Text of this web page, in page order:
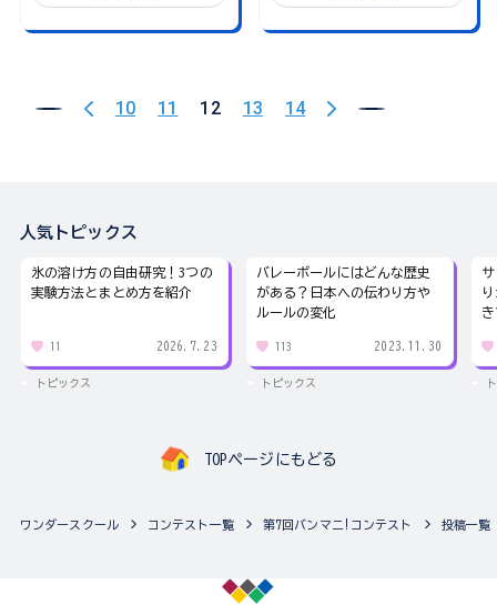
10 11 12 13 14
人気トピックス
氷の溶け方の自由研究！3つの
実験方法とまとめ方を紹介
11 2026.7.23
トピックス
バレーボールにはどんな歴史
がある？日本への伝わり方や
ルールの変化
113 2023.11.30
トピックス
TOPページにもどる
ワンダースクール コンテスト一覧 第7回バンマニ!コンテスト 投稿一覧